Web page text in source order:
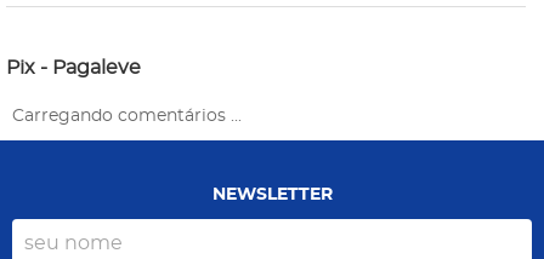
Pix - Pagaleve
Carregando comentários ...
NEWSLETTER